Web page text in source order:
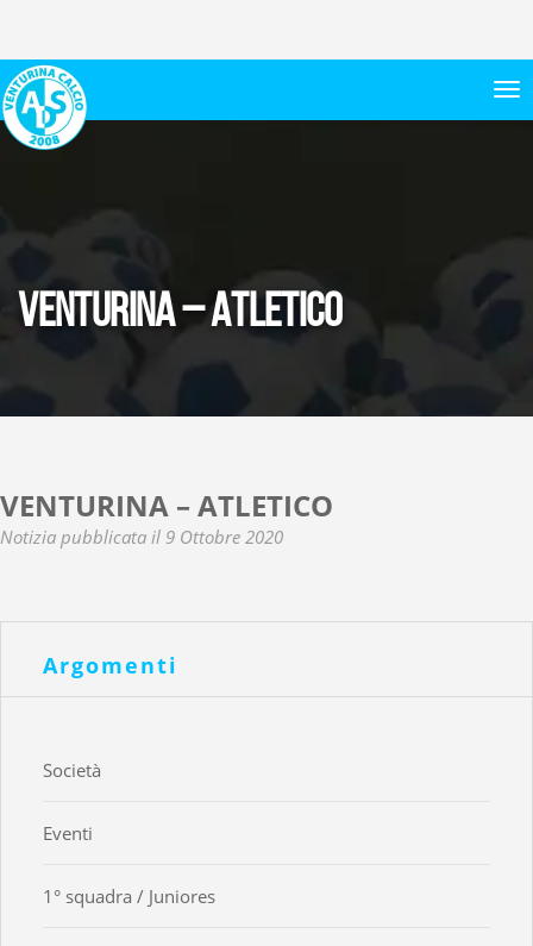
VENTURINA – ATLETICO
VENTURINA – ATLETICO
Notizia pubblicata il 9 Ottobre 2020
Argomenti
Società
Eventi
1° squadra / Juniores